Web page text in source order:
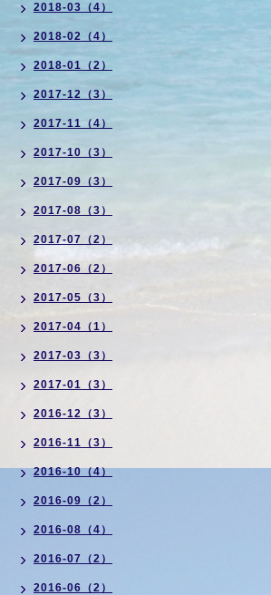
2018-03（4）
2018-02（4）
2018-01（2）
2017-12（3）
2017-11（4）
2017-10（3）
2017-09（3）
2017-08（3）
2017-07（2）
2017-06（2）
2017-05（3）
2017-04（1）
2017-03（3）
2017-01（3）
2016-12（3）
2016-11（3）
2016-10（4）
2016-09（2）
2016-08（4）
2016-07（2）
2016-06（2）